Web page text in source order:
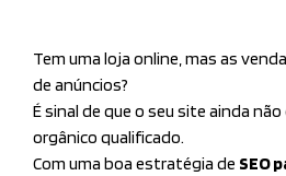
Tem uma loja online, mas as
de anúncios?
É sinal de que o seu site ainda
orgânico qualificado.
Com uma boa estratégia de SEO